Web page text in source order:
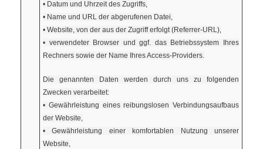
• Datum und Uhrzeit des Zugriffs,
• Name und URL der abgerufenen Datei,
• Website, von der aus der Zugriff erfolgt (Referrer-URL),
• verwendeter Browser und ggf. das Betriebssystem Ihres
Rechners sowie der Name Ihres Access-Providers.
Die genannten Daten werden durch uns zu folgenden
Zwecken verarbeitet:
• Gewährleistung eines reibungslosen Verbindungsaufbaus
der Website,
• Gewährleistung einer komfortablen Nutzung unserer
Website,